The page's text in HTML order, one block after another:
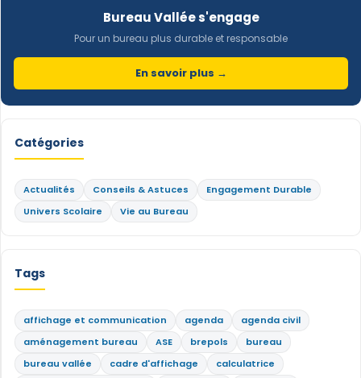
Bureau Vallée s'engage
Pour un bureau plus durable et responsable
En savoir plus →
Catégories
Actualités Conseils & Astuces
Engagement Durable
Univers Scolaire
Vie au Bureau
Tags
affichage et communication agenda
agenda civil
aménagement bureau
ASE brepols
bureau
bureau vallée
cadre d'affichage
calculatrice